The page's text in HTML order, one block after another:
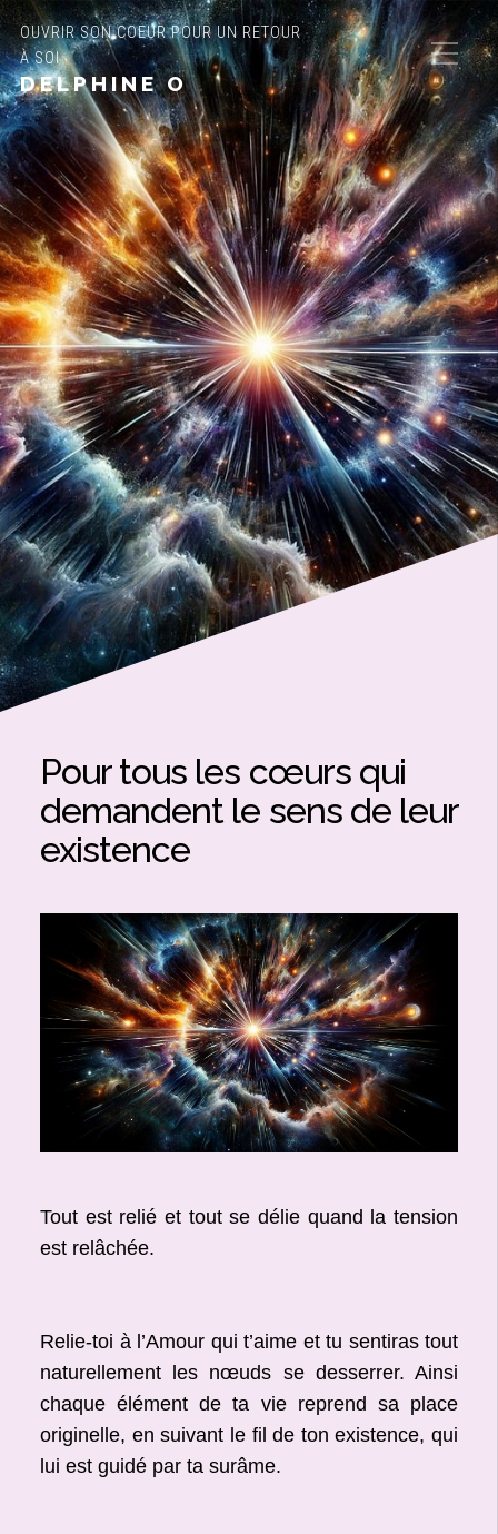
OUVRIR SON COEUR POUR UN RETOUR
À SOI
DELPHINE O
Pour tous les cœurs qui
demandent le sens de leur
existence
Tout est relié et tout se délie quand la tension
est relâchée.
Relie-toi à l’Amour qui t’aime et tu sentiras tout
naturellement les nœuds se desserrer. Ainsi
chaque élément de ta vie reprend sa place
originelle, en suivant le fil de ton existence, qui
lui est guidé par ta surâme.